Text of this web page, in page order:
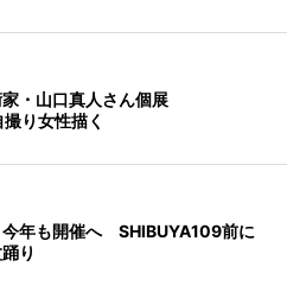
・山口真人さん個展
り女性描く
今年も開催へ SHIBUYA109前に
り